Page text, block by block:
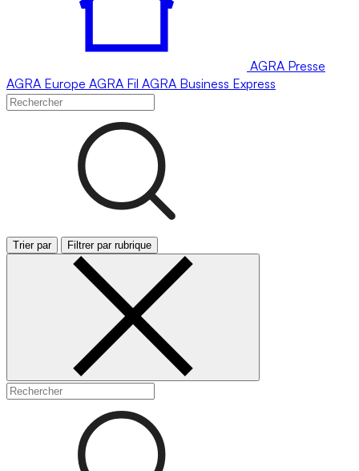
AGRA Presse
AGRA Europe AGRA Fil AGRA Business Express
Trier par Filtrer par rubrique